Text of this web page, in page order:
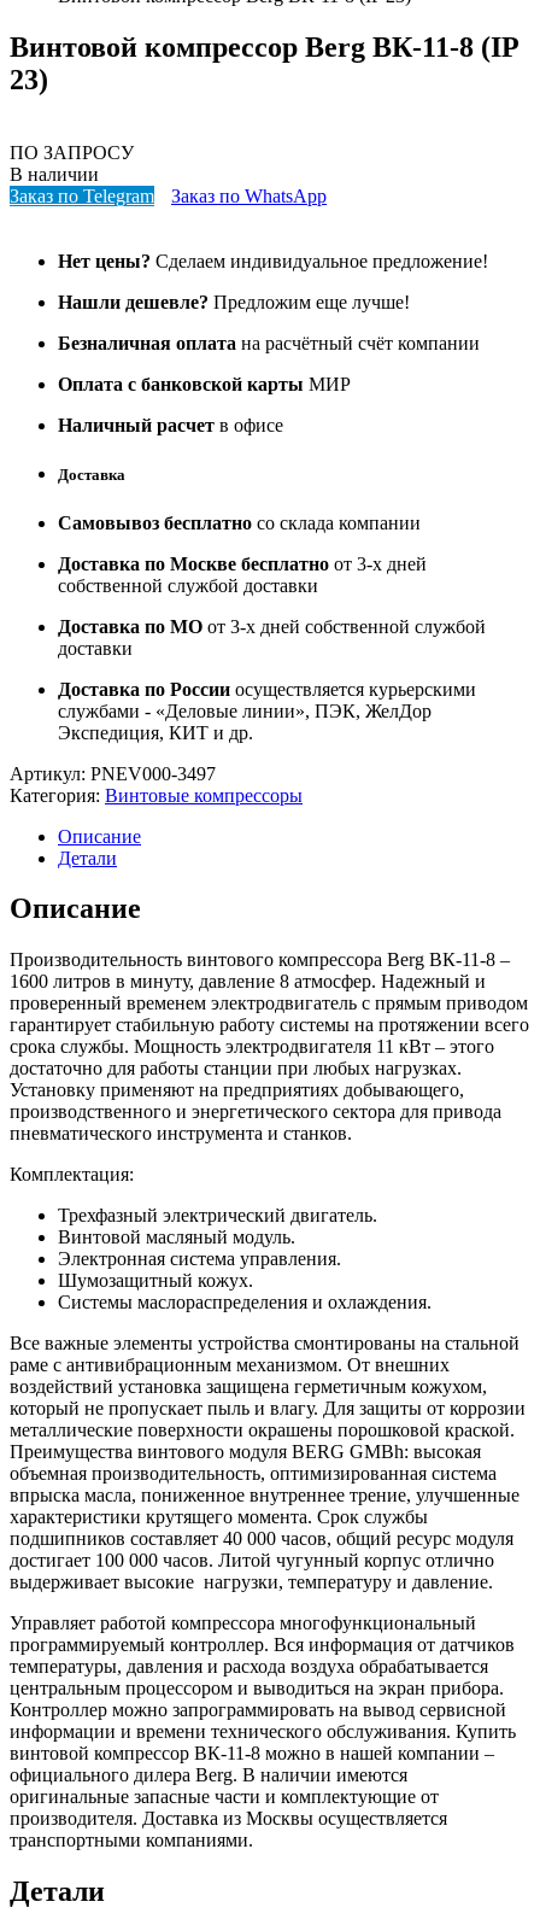
Винтовой компрессор Berg ВК-11-8 (IP
23)
ПО ЗАПРОСУ
В наличии
Заказ по Telegram
Заказ по WhatsApp
Нет цены? Сделаем индивидуальное предложение!
Нашли дешевле? Предложим еще лучше!
Безналичная оплата на расчётный счёт компании
Оплата с банковской карты МИР
Наличный расчет в офисе
Доставка
Самовывоз бесплатно со склада компании
Доставка по Москве бесплатно от 3-х дней
собственной службой доставки
Доставка по МО от 3-х дней собственной службой
доставки
Доставка по России осуществляется курьерскими
службами - «Деловые линии», ПЭК, ЖелДор
Экспедиция, КИТ и др.
Артикул: PNEV000-3497
Категория: Винтовые компрессоры
Описание
Детали
Описание
Производительность винтового компрессора Berg ВК-11-8 –
1600 литров в минуту, давление 8 атмосфер. Надежный и
проверенный временем электродвигатель с прямым приводом
гарантирует стабильную работу системы на протяжении всего
срока службы. Мощность электродвигателя 11 кВт – этого
достаточно для работы станции при любых нагрузках.
Установку применяют на предприятиях добывающего,
производственного и энергетического сектора для привода
пневматического инструмента и станков.
Комплектация:
Трехфазный электрический двигатель.
Винтовой масляный модуль.
Электронная система управления.
Шумозащитный кожух.
Системы маслораспределения и охлаждения.
Все важные элементы устройства смонтированы на стальной
раме с антивибрационным механизмом. От внешних
воздействий установка защищена герметичным кожухом,
который не пропускает пыль и влагу. Для защиты от коррозии
металлические поверхности окрашены порошковой краской.
Преимущества винтового модуля BERG GMBh: высокая
объемная производительность, оптимизированная система
впрыска масла, пониженное внутреннее трение, улучшенные
характеристики крутящего момента. Срок службы
подшипников составляет 40 000 часов, общий ресурс модуля
достигает 100 000 часов. Литой чугунный корпус отлично
выдерживает высокие нагрузки, температуру и давление.
Управляет работой компрессора многофункциональный
программируемый контроллер. Вся информация от датчиков
температуры, давления и расхода воздуха обрабатывается
центральным процессором и выводиться на экран прибора.
Контроллер можно запрограммировать на вывод сервисной
информации и времени технического обслуживания. Купить
винтовой компрессор ВК-11-8 можно в нашей компании –
официального дилера Berg. В наличии имеются
оригинальные запасные части и комплектующие от
производителя. Доставка из Москвы осуществляется
транспортными компаниями.
Детали